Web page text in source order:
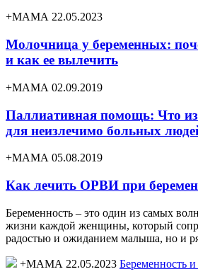
+МАМА 22.05.2023
Молочница у беременных:
и как ее вылечить
+МАМА 02.09.2019
Паллиативная помощь: Что
для неизлечимо больных
+МАМА 05.08.2019
Как лечить ОРВИ при
Беременность – это один из самых
жизни каждой женщины, который
радостью и ожиданием малыша, но и
+МАМА 22.05.2023 Беременность